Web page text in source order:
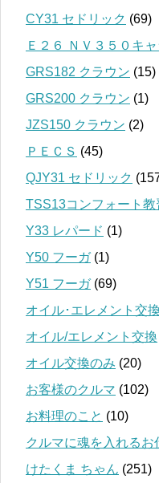
CY31 セドリック (69)
Ｅ２６ ＮＶ３５０キ
GRS182 クラウン (15)
GRS200 クラウン (1)
JZS150 クラウン (2)
ＰＥＣＳ (45)
QJY31 セドリック
TSS13コンフォート教
Y33 レパード (1)
Y50 フーガ(1)
Y51 フーガ(69)
オイル･エレメント交換
オイル/エレメント交換
オイル交換のみ (20)
お客様のクルマ (102)
お料理のこと (10)
クルマに魂を入れるお
けたくま ちゃん (251)